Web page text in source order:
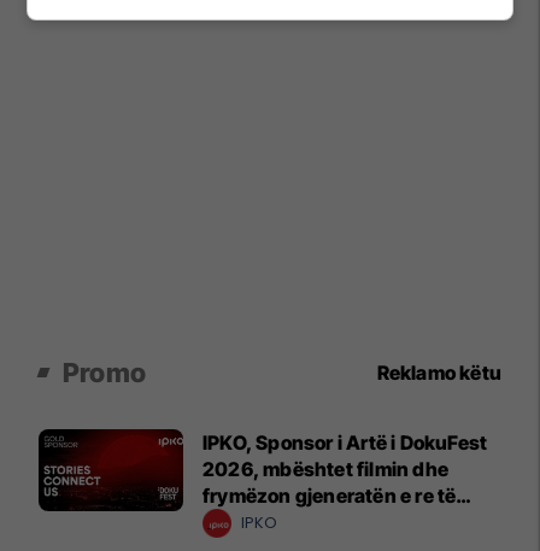
Promo Reklamo këtu
IPKO, Sponsor i Artë i DokuFest
2026, mbështet filmin dhe
frymëzon gjeneratën e re të
krijuesve
IPKO